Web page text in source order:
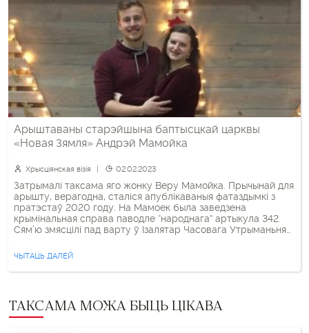
Арыштаваны старэйшына баптысцкай царквы
«Новая Зямля» Андрэй Мамойка
Хрысціянская візія 02.02.2023
Затрымалі таксама яго жонку Веру Мамойка. Прычынай для
арышту, верагодна, сталіся апублікаваныя фатаздымкі з
пратэстаў 2020 году. На Мамоек была заведзена
крымінальная справа паводле “народнага” артыкула 342.
Сям’ю змясцілі пад варту ў Ізалятар Часовага Утрыманьня
пераведзены ў ізалятар на вуліцы Валадарскага. Андрэй і
Вера Мамойка таксама […]
ЧЫТАЦЬ ДАЛЕЙ
ТАКСАМА МОЖА БЫЦЬ ЦІКАВА